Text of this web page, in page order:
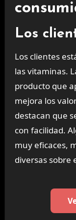
Los
Los clientes
las vitaminas.
producto que
mejora los
destacan que
con facilidad.
muy eficaces,
diversas sobre